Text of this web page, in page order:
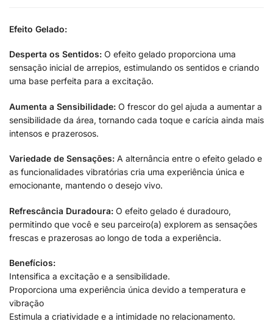
Efeito Gelado:
Desperta os Sentidos: O efeito gelado proporciona uma
sensação inicial de arrepios, estimulando os sentidos e criando
uma base perfeita para a excitação.
Aumenta a Sensibilidade: O frescor do gel ajuda a aumentar a
sensibilidade da área, tornando cada toque e carícia ainda mais
intensos e prazerosos.
Variedade de Sensações: A alternância entre o efeito gelado e
as funcionalidades vibratórias cria uma experiência única e
emocionante, mantendo o desejo vivo.
Refrescância Duradoura: O efeito gelado é duradouro,
permitindo que você e seu parceiro(a) explorem as sensações
frescas e prazerosas ao longo de toda a experiência.
Benefícios:
Intensifica a excitação e a sensibilidade.
Proporciona uma experiência única devido a temperatura e
vibração
Estimula a criatividade e a intimidade no relacionamento.